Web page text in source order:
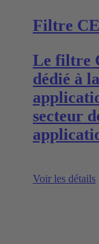
Filtre
Le filtre
dédié à
secteur
Voir les détails